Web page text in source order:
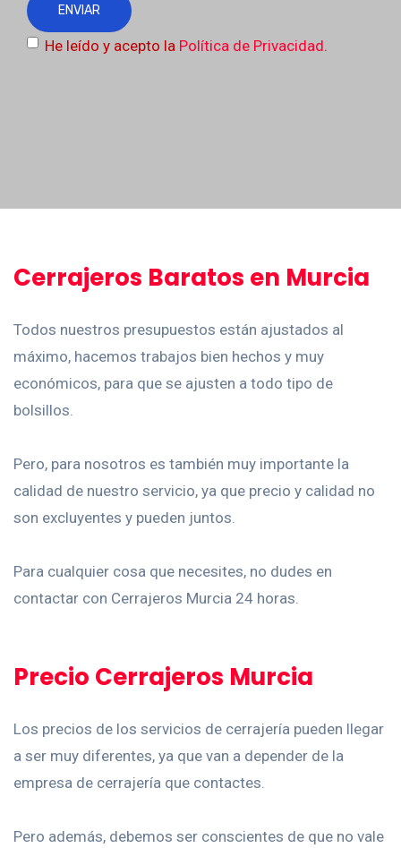
He leído y acepto la Política de Privacidad.
Cerrajeros Baratos en Murcia
Todos nuestros presupuestos están ajustados al
máximo, hacemos trabajos bien hechos y muy
económicos, para que se ajusten a todo tipo de
bolsillos.
Pero, para nosotros es también muy importante la
calidad de nuestro servicio, ya que precio y calidad no
son excluyentes y pueden juntos.
Para cualquier cosa que necesites, no dudes en
contactar con Cerrajeros Murcia 24 horas.
Precio Cerrajeros Murcia
Los precios de los servicios de cerrajería pueden llegar
a ser muy diferentes, ya que van a depender de la
empresa de cerrajería que contactes.
Pero además, debemos ser conscientes de que no vale